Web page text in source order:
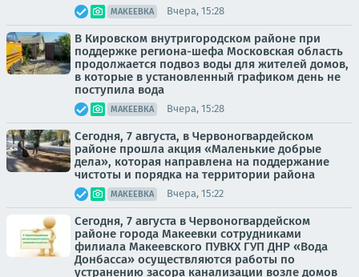
МАКЕЕВКА Вчера, 15:28
В Кировском внутригородском районе при
поддержке региона-шефа Московская область
продолжается подвоз воды для жителей домов,
в которые в установленный графиком день не
поступила вода
МАКЕЕВКА Вчера, 15:28
Сегодня, 7 августа, в Червоногвардейском
районе прошла акция «Маленькие добрые
дела», которая направлена на поддержание
чистоты и порядка на территории района
МАКЕЕВКА Вчера, 15:22
Сегодня, 7 августа в Червоногвардейском
районе города Макеевки сотрудниками
филиала Макеевского ПУВКХ ГУП ДНР «Вода
Донбасса» осуществляются работы по
устранению засора канализации возле домов